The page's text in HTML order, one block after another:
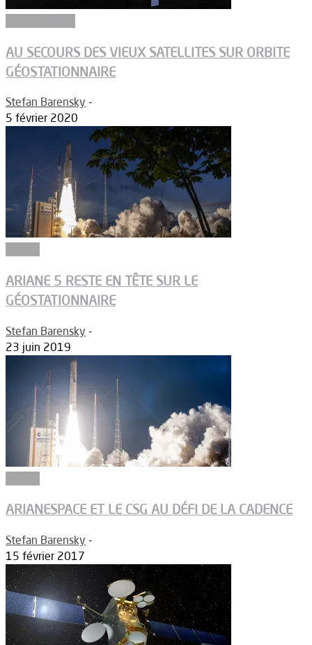
AU SECOURS DES VIEUX SATELLITES SUR ORBITE
GÉOSTATIONNAIRE
Stefan Barensky -
5 février 2020
ARIANE 5 RESTE EN TÊTE SUR LE
GÉOSTATIONNAIRE
Stefan Barensky -
23 juin 2019
ARIANESPACE ET LE CSG AU DÉFI DE LA CADENCE
Stefan Barensky -
15 février 2017